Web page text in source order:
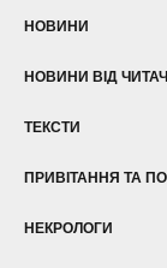
НОВИНИ
НОВИНИ ВІД
ТЕКСТИ
ПРИВІТАННЯ ТА
НЕКРОЛОГИ